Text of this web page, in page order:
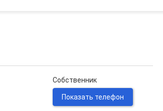
Собственник
Показать телефон